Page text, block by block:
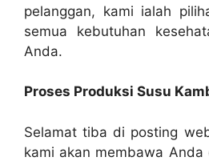
pelanggan, kami ialah
semua kebutuhan
Anda.
Proses Produksi Susu
Selamat tiba di posting
kami akan membawa